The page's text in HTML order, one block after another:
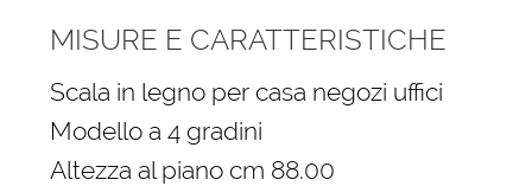
MISURE E CARATTERISTICHE
Scala in legno per casa negozi uffici
Modello a 4 gradini
Altezza al piano cm 88.00